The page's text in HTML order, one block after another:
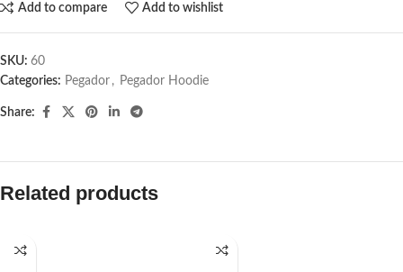
Add to compare Add to wishlist
SKU: 60
Categories: Pegador​ , Pegador Hoodie
Share:
Related products